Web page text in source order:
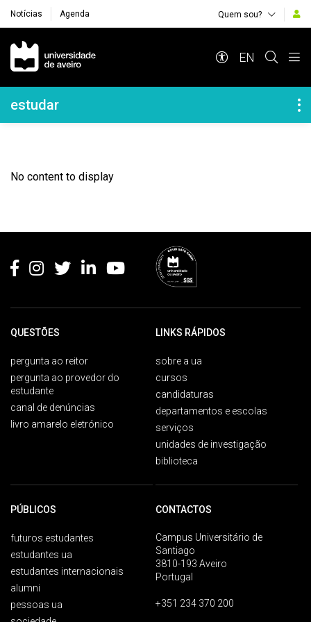
Notícias Agenda Quem sou?
Navegação Principal
EN
Navegação Lateral
estudar
No content to display
QUESTÕES
pergunta ao reitor
pergunta ao provedor do
estudante
canal de denúncias
livro amarelo eletrónico
LINKS RÁPIDOS
sobre a ua
cursos
candidaturas
departamentos e escolas
serviços
unidades de investigação
biblioteca
PÚBLICOS
futuros estudantes
estudantes ua
estudantes internacionais
alumni
pessoas ua
CONTACTOS
Campus Universitário de
Santiago
3810-193 Aveiro
Portugal
+351 234 370 200